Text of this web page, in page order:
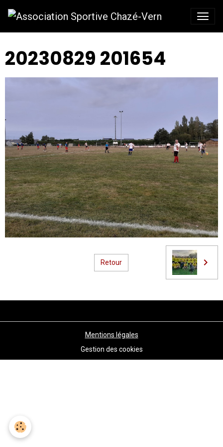
20230829 201654
Retour
Mentions légales
Gestion des cookies